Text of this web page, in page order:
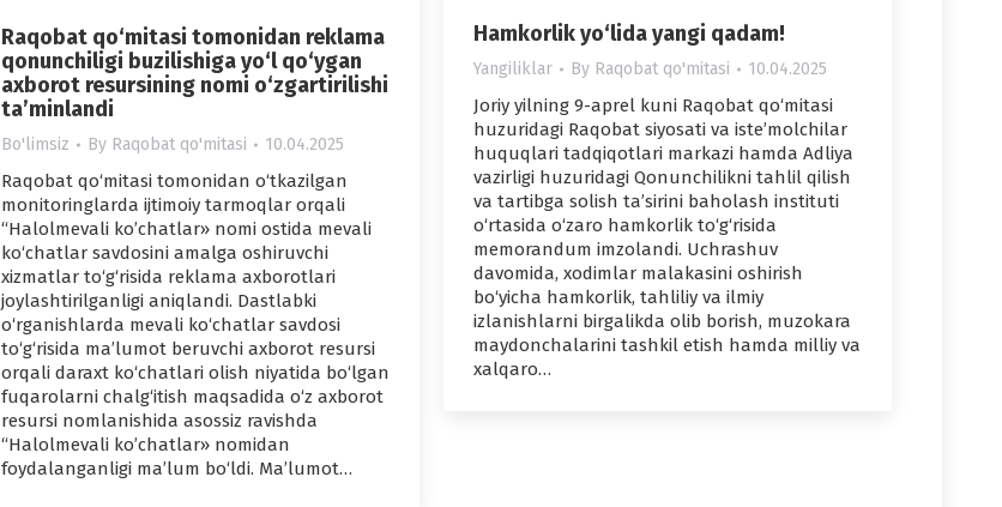
Raqobat qo‘mitasi tomonidan reklama
qonunchiligi buzilishiga yo‘l qo‘ygan
axborot resursining nomi o‘zgartirilishi
ta’minlandi
Bo'limsiz By Raqobat qo'mitasi 10.04.2025
Raqobat qo‘mitasi tomonidan o‘tkazilgan
monitoringlarda ijtimoiy tarmoqlar orqali
“Halolmevali ko’chatlar» nomi ostida mevali
ko‘chatlar savdosini amalga oshiruvchi
xizmatlar to‘g‘risida reklama axborotlari
joylashtirilganligi aniqlandi. Dastlabki
o‘rganishlarda mevali ko‘chatlar savdosi
to‘g‘risida ma’lumot beruvchi axborot resursi
orqali daraxt ko‘chatlari olish niyatida bo‘lgan
fuqarolarni chalg‘itish maqsadida o‘z axborot
resursi nomlanishida asossiz ravishda
“Halolmevali ko’chatlar» nomidan
foydalanganligi ma’lum bo‘ldi. Ma’lumot…
Hamkorlik yo‘lida yangi qadam!
Yangiliklar By Raqobat qo'mitasi 10.04.2025
Joriy yilning 9-aprel kuni Raqobat qo‘mitasi
huzuridagi Raqobat siyosati va iste’molchilar
huquqlari tadqiqotlari markazi hamda Adliya
vazirligi huzuridagi Qonunchilikni tahlil qilish
va tartibga solish ta’sirini baholash instituti
o‘rtasida o‘zaro hamkorlik to‘g‘risida
memorandum imzolandi. Uchrashuv
davomida, xodimlar malakasini oshirish
bo‘yicha hamkorlik, tahliliy va ilmiy
izlanishlarni birgalikda olib borish, muzokara
maydonchalarini tashkil etish hamda milliy va
xalqaro…